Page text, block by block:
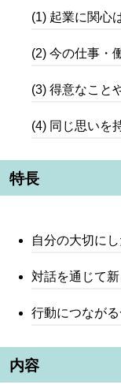
(1) 起業に関心
(2) 今の仕事・
(3) 得意なこと
(4) 同じ思いを
特長
自分の大切に
対話を通じて新
行動につなが
内容